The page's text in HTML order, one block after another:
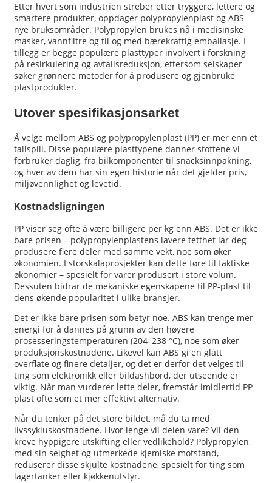
Etter hvert som industrien streber etter tryggere, lettere og
smartere produkter, oppdager polypropylenplast og ABS
nye bruksområder. Polypropylen brukes nå i medisinske
masker, vannfiltre og til og med bærekraftig emballasje. I
tillegg er begge populære plasttyper involvert i forskning
på resirkulering og avfallsreduksjon, ettersom selskaper
søker grønnere metoder for å produsere og gjenbruke
plastprodukter.
Utover spesifikasjonsarket
Å velge mellom ABS og polypropylenplast (PP) er mer enn et
tallspill. Disse populære plasttypene danner stoffene vi
forbruker daglig, fra bilkomponenter til snacksinnpakning,
og hver av dem har sin egen historie når det gjelder pris,
miljøvennlighet og levetid.
Kostnadsligningen
PP viser seg ofte å være billigere per kg enn ABS. Det er ikke
bare prisen – polypropylenplastens lavere tetthet lar deg
produsere flere deler med samme vekt, noe som øker
økonomien. I storskalaprosjekter kan dette føre til faktiske
økonomier – spesielt for varer produsert i store volum.
Dessuten bidrar de mekaniske egenskapene til PP-plast til
dens økende popularitet i ulike bransjer.
Det er ikke bare prisen som betyr noe. ABS kan trenge mer
energi for å dannes på grunn av den høyere
prosesseringstemperaturen (204–238 °C), noe som øker
produksjonskostnadene. Likevel kan ABS gi en glatt
overflate og finere detaljer, og det er derfor det velges til
ting som elektronikk eller bildashbord, der utseende er
viktig. Når man vurderer lette deler, fremstår imidlertid PP-
plast ofte som et mer effektivt alternativ.
Når du tenker på det store bildet, må du ta med
livssykluskostnadene. Hvor lenge vil delen vare? Vil den
kreve hyppigere utskifting eller vedlikehold? Polypropylen,
med sin seighet og utmerkede kjemiske motstand,
reduserer disse skjulte kostnadene, spesielt for ting som
lagertanker eller kjøkkenutstyr.